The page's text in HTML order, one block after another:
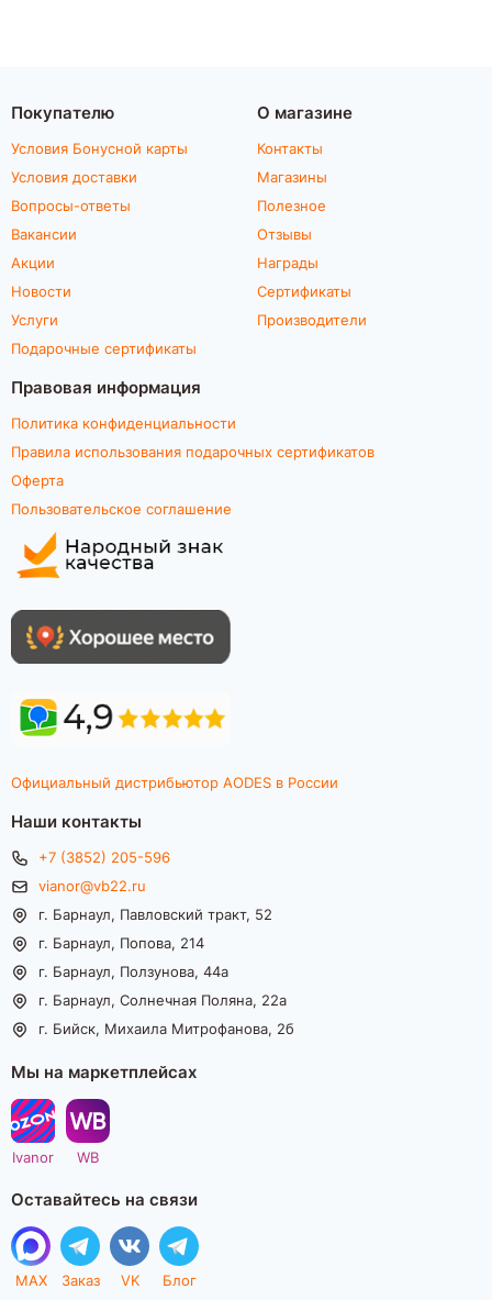
Покупателю
Условия Бонусной карты
Условия доставки
Вопросы-ответы
Вакансии
Акции
Новости
Услуги
Подарочные сертификаты
О магазине
Контакты
Магазины
Полезное
Отзывы
Награды
Сертификаты
Производители
Правовая информация
Политика конфиденциальности
Правила использования подарочных сертификатов
Оферта
Пользовательское соглашение
Официальный дистрибьютор AODES в России
Наши контакты
+7 (3852) 205-596
vianor@vb22.ru
г. Барнаул, Павловский тракт, 52
г. Барнаул, Попова, 214
г. Барнаул, Ползунова, 44а
г. Барнаул, Солнечная Поляна, 22а
г. Бийск, Михаила Митрофанова, 2б
Мы на маркетплейсах
Ivanor WB
Оставайтесь на связи
MAX Заказ VK Блог